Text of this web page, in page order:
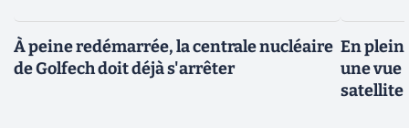
À peine redémarrée, la centrale nucléaire
de Golfech doit déjà s'arrêter
En
une vue
satellite